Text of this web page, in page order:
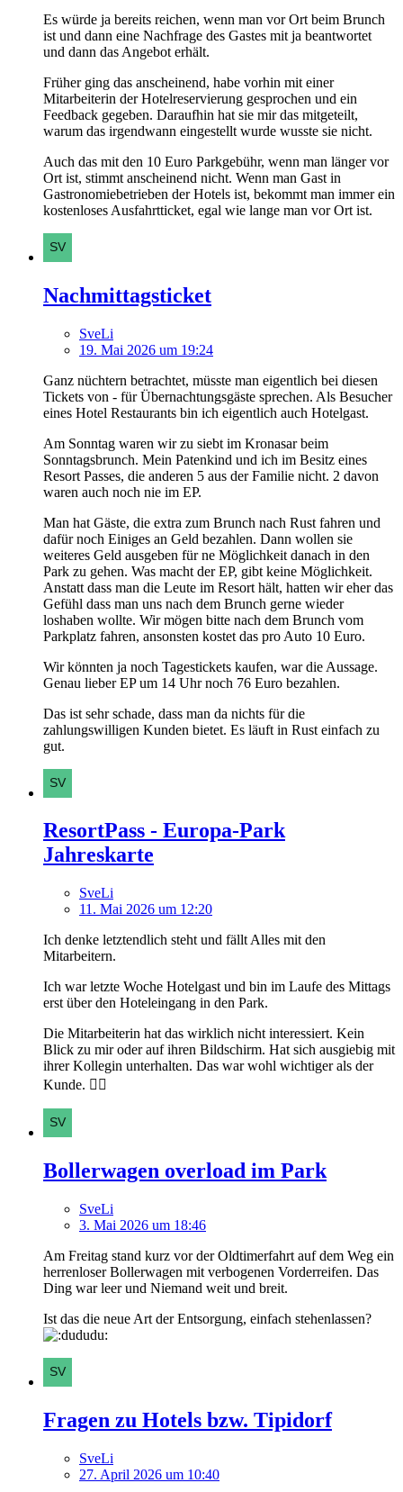
Es würde ja bereits reichen, wenn man vor Ort beim Brunch
ist und dann eine Nachfrage des Gastes mit ja beantwortet
und dann das Angebot erhält.
Früher ging das anscheinend, habe vorhin mit einer
Mitarbeiterin der Hotelreservierung gesprochen und ein
Feedback gegeben. Daraufhin hat sie mir das mitgeteilt,
warum das irgendwann eingestellt wurde wusste sie nicht.
Auch das mit den 10 Euro Parkgebühr, wenn man länger vor
Ort ist, stimmt anscheinend nicht. Wenn man Gast in
Gastronomiebetrieben der Hotels ist, bekommt man immer ein
kostenloses Ausfahrtticket, egal wie lange man vor Ort ist.
Nachmittagsticket
SveLi
19. Mai 2026 um 19:24
Ganz nüchtern betrachtet, müsste man eigentlich bei diesen
Tickets von - für Übernachtungsgäste sprechen. Als Besucher
eines Hotel Restaurants bin ich eigentlich auch Hotelgast.
Am Sonntag waren wir zu siebt im Kronasar beim
Sonntagsbrunch. Mein Patenkind und ich im Besitz eines
Resort Passes, die anderen 5 aus der Familie nicht. 2 davon
waren auch noch nie im EP.
Man hat Gäste, die extra zum Brunch nach Rust fahren und
dafür noch Einiges an Geld bezahlen. Dann wollen sie
weiteres Geld ausgeben für ne Möglichkeit danach in den
Park zu gehen. Was macht der EP, gibt keine Möglichkeit.
Anstatt dass man die Leute im Resort hält, hatten wir eher das
Gefühl dass man uns nach dem Brunch gerne wieder
loshaben wollte. Wir mögen bitte nach dem Brunch vom
Parkplatz fahren, ansonsten kostet das pro Auto 10 Euro.
Wir könnten ja noch Tagestickets kaufen, war die Aussage.
Genau lieber EP um 14 Uhr noch 76 Euro bezahlen.
Das ist sehr schade, dass man da nichts für die
zahlungswilligen Kunden bietet. Es läuft in Rust einfach zu
gut.
ResortPass - Europa-Park
Jahreskarte
SveLi
11. Mai 2026 um 12:20
Ich denke letztendlich steht und fällt Alles mit den
Mitarbeitern.
Ich war letzte Woche Hotelgast und bin im Laufe des Mittags
erst über den Hoteleingang in den Park.
Die Mitarbeiterin hat das wirklich nicht interessiert. Kein
Blick zu mir oder auf ihren Bildschirm. Hat sich ausgiebig mit
ihrer Kollegin unterhalten. Das war wohl wichtiger als der
Kunde. 🤷‍♂️
Bollerwagen overload im Park
SveLi
3. Mai 2026 um 18:46
Am Freitag stand kurz vor der Oldtimerfahrt auf dem Weg ein
herrenloser Bollerwagen mit verbogenen Vorderreifen. Das
Ding war leer und Niemand weit und breit.
Ist das die neue Art der Entsorgung, einfach stehenlassen?
Fragen zu Hotels bzw. Tipidorf
SveLi
27. April 2026 um 10:40